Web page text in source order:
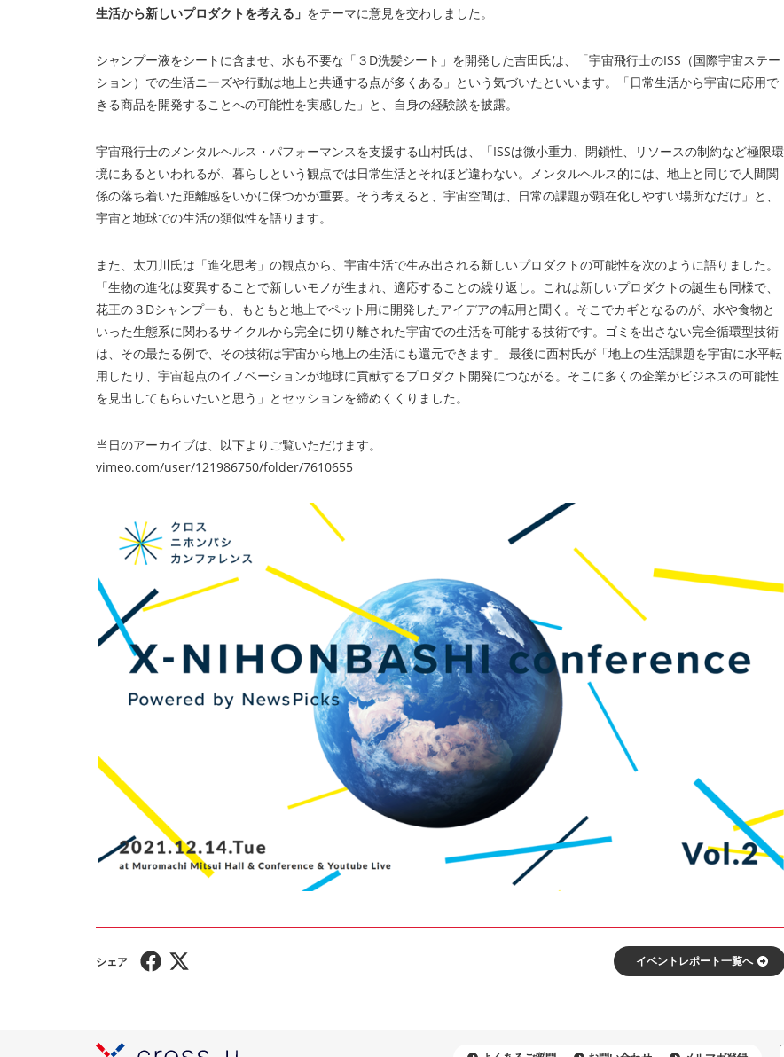
生活から新しいプロダクトを考える」 をテーマに意見を交わしました。
シャンプー液をシートに含ませ、水も不要な「３D洗髪シート」を開発した吉田氏は、「宇宙飛行士のISS（国際宇宙ステー
ション）での生活ニーズや行動は地上と共通する点が多くある」という気づいたといいます。「日常生活から宇宙に応用で
きる商品を開発することへの可能性を実感した」と、自身の経験談を披露。
宇宙飛行士のメンタルヘルス・パフォーマンスを支援する山村氏は、「ISSは微小重力、閉鎖性、リソースの制約など極限環
境にあるといわれるが、暮らしという観点では日常生活とそれほど違わない。メンタルヘルス的には、地上と同じで人間関
係の落ち着いた距離感をいかに保つかが重要。そう考えると、宇宙空間は、日常の課題が顕在化しやすい場所なだけ」と、
宇宙と地球での生活の類似性を語ります。
また、太刀川氏は「進化思考」の観点から、宇宙生活で生み出される新しいプロダクトの可能性を次のように語りました。
「生物の進化は変異することで新しいモノが生まれ、適応することの繰り返し。これは新しいプロダクトの誕生も同様で、
花王の３Dシャンプーも、もともと地上でペット用に開発したアイデアの転用と聞く。そこでカギとなるのが、水や食物と
いった生態系に関わるサイクルから完全に切り離された宇宙での生活を可能する技術です。ゴミを出さない完全循環型技術
は、その最たる例で、その技術は宇宙から地上の生活にも還元できます」 最後に西村氏が「地上の生活課題を宇宙に水平転
用したり、宇宙起点のイノベーションが地球に貢献するプロダクト開発につながる。そこに多くの企業がビジネスの可能性
を見出してもらいたいと思う」とセッションを締めくくりました。
当日のアーカイブは、以下よりご覧いただけます。
vimeo.com/user/121986750/folder/7610655
イベントレポート⼀覧へ